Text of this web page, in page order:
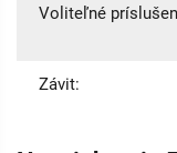
Voliteľné
Závit: